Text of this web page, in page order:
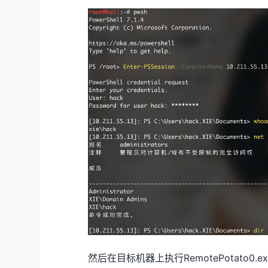
然后在目标机器上执行